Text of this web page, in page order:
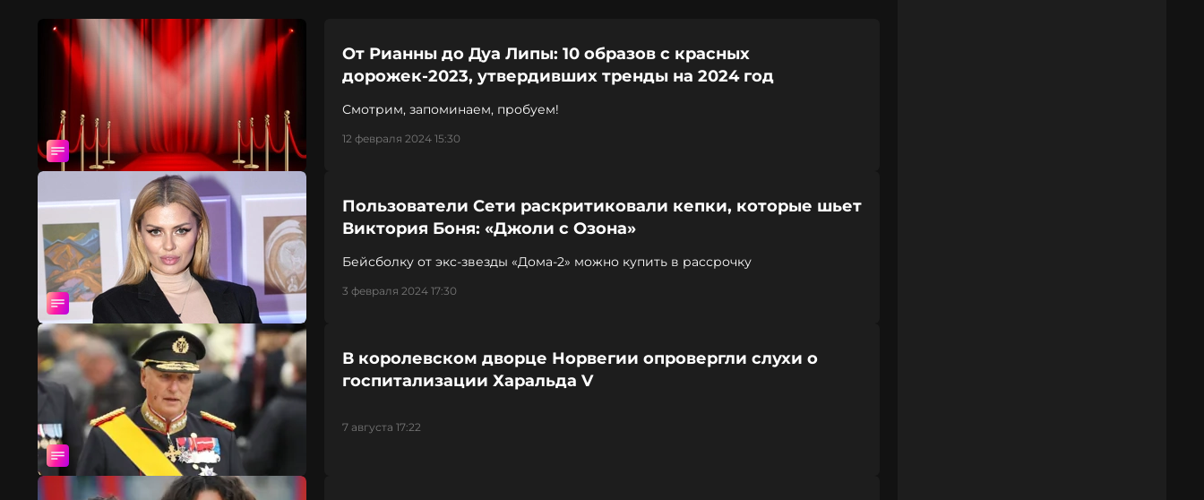
От Рианны до Дуа Липы: 10 образов с красных
дорожек-2023, утвердивших тренды на 2024 год
Смотрим, запоминаем, пробуем!
12 февраля 2024 15:30
Пользователи Сети раскритиковали кепки, которые шьет
Виктория Боня: «Джоли с Озона»
Бейсболку от экс-звезды «Дома-2» можно купить в рассрочку
3 февраля 2024 17:30
В королевском дворце Норвегии опровергли слухи о
госпитализации Харальда V
7 августа 17:22